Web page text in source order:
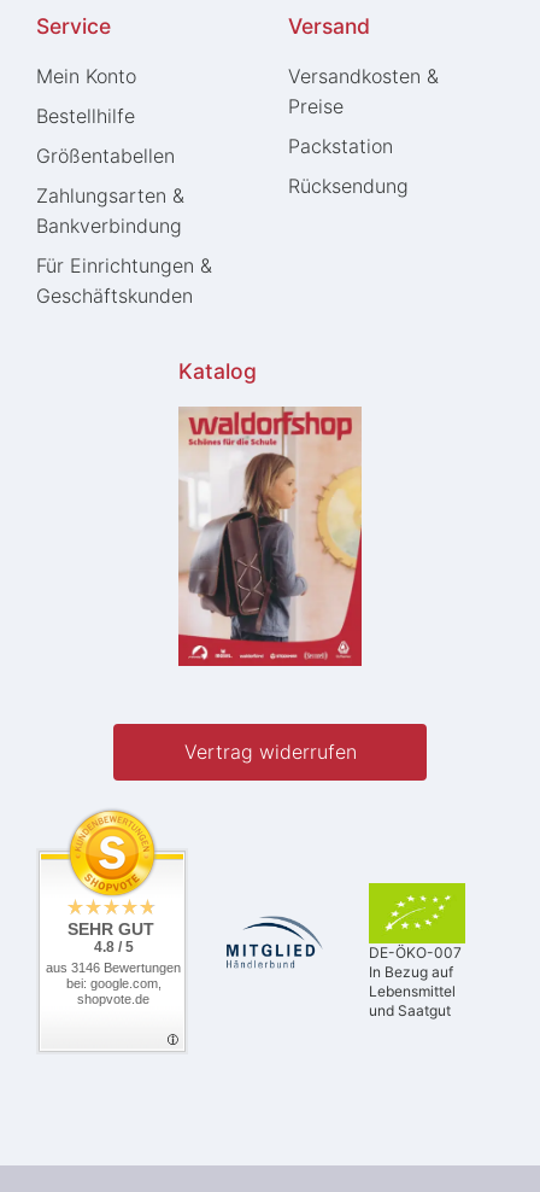
Service
Mein Konto
Bestellhilfe
Größentabellen
Zahlungsarten &
Bankverbindung
Für Einrichtungen &
Geschäftskunden
Versand
Versandkosten &
Preise
Packstation
Rücksendung
Katalog
Vertrag widerrufen
SEHR GUT
4.8 / 5
aus 3146 Bewertungen
bei: google.com,
shopvote.de
DE-ÖKO-007
In Bezug auf
Lebensmittel
und Saatgut